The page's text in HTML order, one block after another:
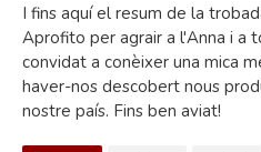
I fins aquí el resum de la
Aprofito per agrair a l'Anna i a
convidat a conèixer una mica
haver-nos descobert nous
nostre país. Fins ben aviat!